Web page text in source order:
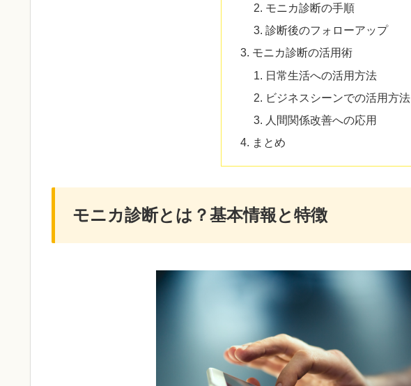
モニカ診断の手順
診断後のフォローアップ
モニカ診断の活用術
日常生活への活用方法
ビジネスシーンでの活用方法
人間関係改善への応用
まとめ
モニカ診断とは？基本情報と特徴